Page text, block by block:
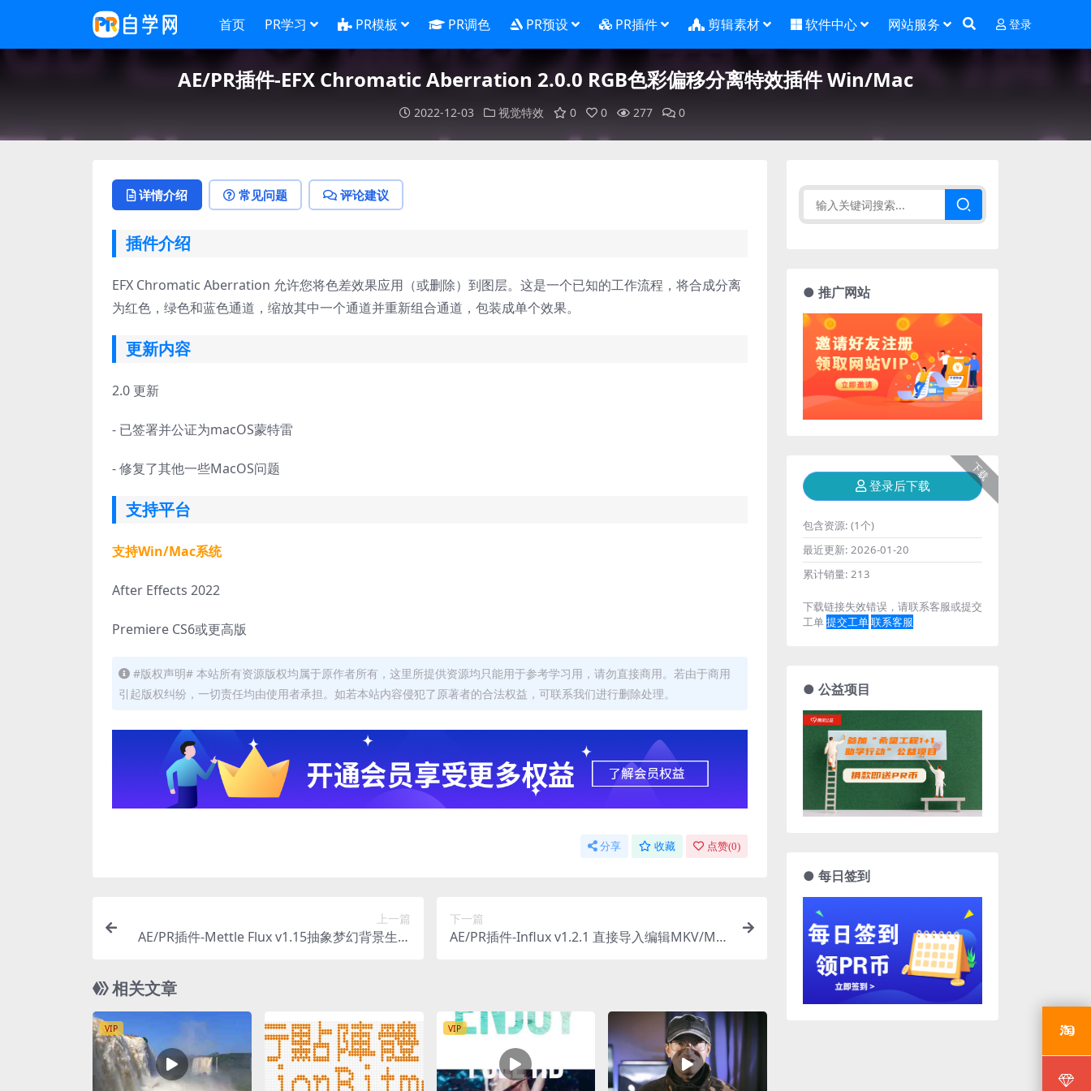
首页 PR学习 PR模板 PR调色 PR预设 PR插件 剪辑素材 软件中心 网站服务 登录
AE/PR插件-EFX Chromatic Aberration 2.0.0 RGB色彩偏移分离特效插件 Win/Mac
2022-12-03 视觉特效 0 0 277 0
详情介绍 常见问题 评论建议
插件介绍
EFX Chromatic Aberration 允许您将色差效果应用（或删除）到图层。这是一个已知的工作流程，将合成分离
为红色，绿色和蓝色通道，缩放其中一个通道并重新组合通道，包装成单个效果。
更新内容
2.0 更新
- 已签署并公证为macOS蒙特雷
- 修复了其他一些MacOS问题
支持平台
支持Win/Mac系统
After Effects 2022
Premiere CS6或更高版
#版权声明# 本站所有资源版权均属于原作者所有，这里所提供资源均只能用于参考学习用，请勿直接商用。若由于商用
引起版权纠纷，一切责任均由使用者承担。如若本站内容侵犯了原著者的合法权益，可联系我们进行删除处理。
分享 收藏 点赞(0)
上一篇
AE/PR插件-Mettle Flux v1.15抽象梦幻背景生成
下一篇
AE/PR插件-Influx v1.2.1 直接导入编辑MKV/MO
相关文章
VIP VIP
● 推广网站
下载
登录后下载
包含资源: (1个)
最近更新: 2026-01-20
累计销量: 213
下载链接失效错误，请联系客服或提交
工单提交工单联系客服
● 公益项目
● 每日签到